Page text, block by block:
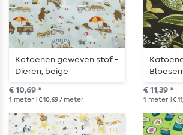
Katoenen geweven stof -
Dieren, beige
€ 10,69 *
1 meter | € 10,69 / meter
€ 11,39 *
1 meter | €